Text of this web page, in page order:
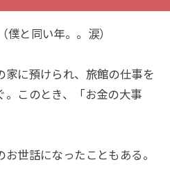
僕と同い年。。涙）
家に預けられ、旅館の仕事を
。このとき、「お金の大事
世話になったこともある。